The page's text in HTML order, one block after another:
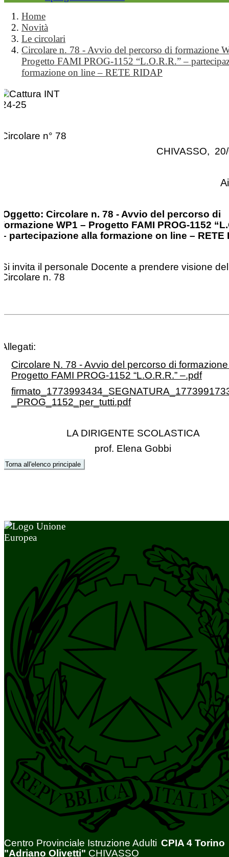
Home
Novità
Le circolari
Circolare n. 78 - Avvio del percorso di formazione
Progetto FAMI PROG-1152 “L.O.R.R.” –
formazione on line – RETE RIDAP
Circolare n° 78
CHIVASSO,
Oggetto: Circolare n. 78 - Avvio del percorso di
formazione WP1 – Progetto FAMI PROG-1152
– partecipazione alla formazione on line – RETE
Si invita il personale Docente a prendere visione
Circolare n. 78
Allegati:
Circolare N. 78 - Avvio del percorso di
Progetto FAMI PROG-1152 “L.O.R.R.” –.pdf
_PROG_1152_per_tutti.pdf
LA DIRIGENTE SCOLASTICA
prof. Elena Gobbi
Torna all'elenco principale
Centro Provinciale Istruzione Adulti CPIA 4 Torino
"Adriano Olivetti" CHIVASSO